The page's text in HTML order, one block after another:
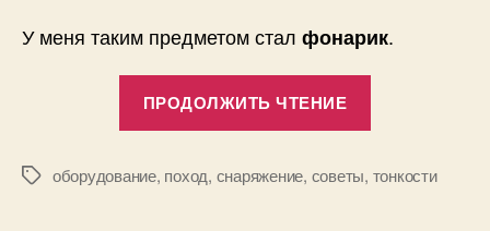
У меня таким предметом стал фонарик.
ПРОДОЛЖИТЬ ЧТЕНИЕ
рюкзаке?»
Меткиоборудование, поход, снаряжение, советы, тонкости